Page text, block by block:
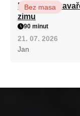
Babiččino
zimu
Bez masa
90 minut
21. 07. 2026
Jan